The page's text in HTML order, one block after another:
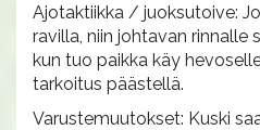
Ajotaktiikka / juoksutoive:
ravilla, niin johtavan rinnalle
kun tuo paikka käy
tarkoitus päästellä.
Varustemuutokset: Kuski